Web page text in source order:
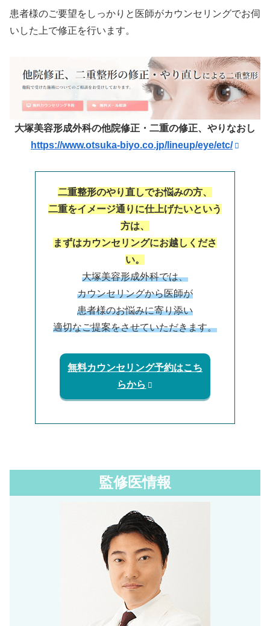
患者様のご要望をしっかりと医師がカウンセリングでお伺
いした上で修正を行います。
大塚美容形成外科の他院修正・二重の修正、やりなおし
https://www.otsuka-biyo.co.jp/lineup/eye/etc/
二重整形のやり直しでお悩みの方、
二重をイメージ通りに仕上げたいという
方は、
まずはカウンセリングにお越しくださ
い。
大塚美容形成外科では、
カウンセリングから医師が
患者様のお悩みに寄り添い
適切なご提案をさせていただきます。
無料カウンセリング予約はこち
らから
監修医情報